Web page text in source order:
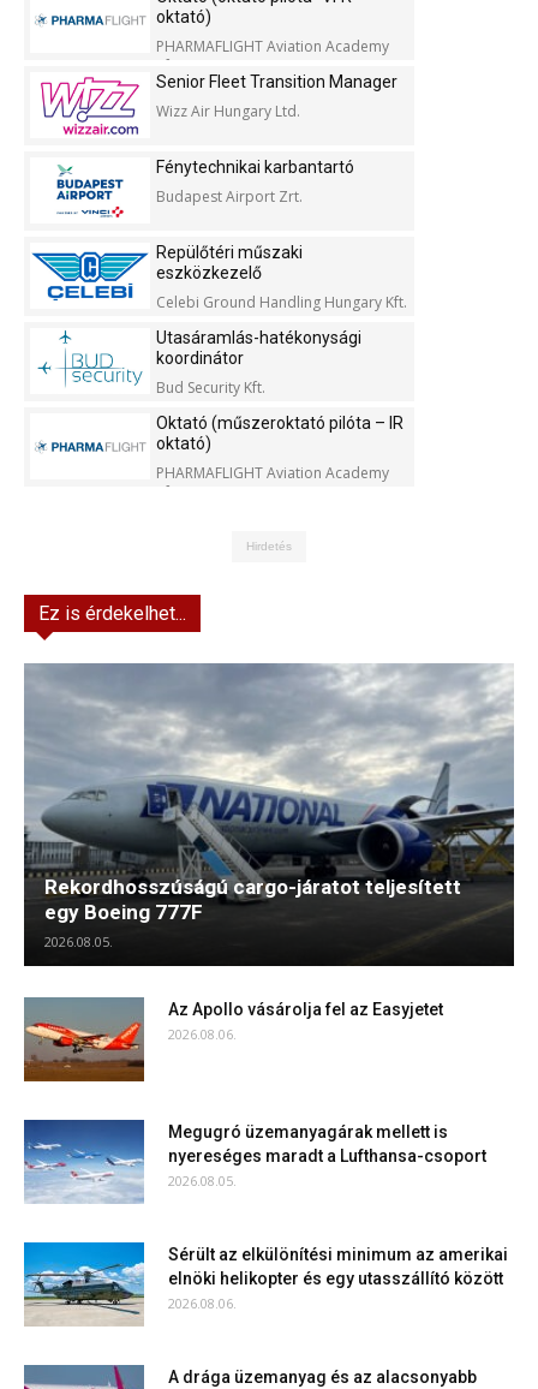
oktató)
PHARMAFLIGHT Aviation Academy
Kft.
Senior Fleet Transition Manager
Wizz Air Hungary Ltd.
Fénytechnikai karbantartó
Budapest Airport Zrt.
Repülőtéri műszaki
eszközkezelő
Celebi Ground Handling Hungary Kft.
Utasáramlás-hatékonysági
koordinátor
Bud Security Kft.
Oktató (műszeroktató pilóta – IR
oktató)
PHARMAFLIGHT Aviation Academy
Kft.
Hirdetés
Ez is érdekelhet...
Rekordhosszúságú cargo-járatot teljesített
egy Boeing 777F
2026.08.05.
Az Apollo vásárolja fel az Easyjetet
2026.08.06.
Megugró üzemanyagárak mellett is
nyereséges maradt a Lufthansa-csoport
2026.08.05.
Sérült az elkülönítési minimum az amerikai
elnöki helikopter és egy utasszállító között
2026.08.06.
A drága üzemanyag és az alacsonyabb